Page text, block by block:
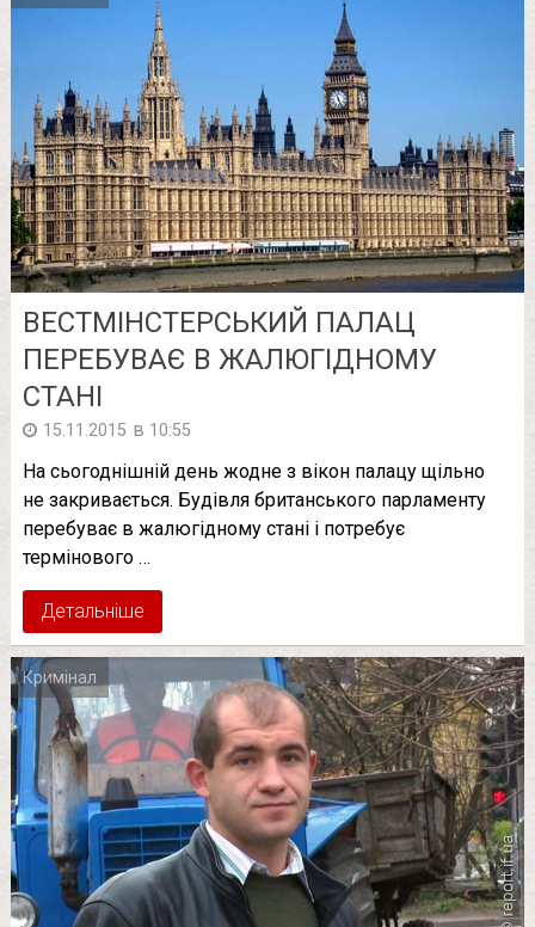
ВЕСТМІНСТЕРСЬКИЙ ПАЛАЦ
ПЕРЕБУВАЄ В ЖАЛЮГІДНОМУ
СТАНІ
15.11.2015 в 10:55
На сьогоднішній день жодне з вікон палацу щільно
не закривається. Будівля британського парламенту
перебуває в жалюгідному стані і потребує
термінового …
Детальніше
Кримінал